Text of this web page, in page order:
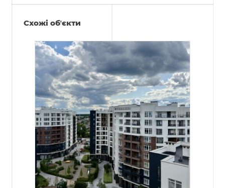
Схожі обʼєкти